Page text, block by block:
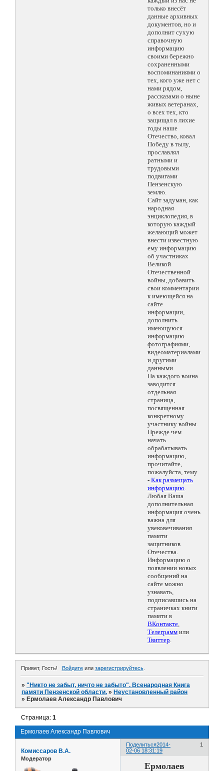
только внесёт
данные архивных
документов, но и
дополнит сухую
справочную
информацию
своими бережно
сохраненными
воспоминаниями о
тех, кого уже нет с
нами рядом,
рассказами о ныне
живых ветеранах,
о всех тех, кто
защищал в лихие
годы наше
Отечество, ковал
Победу в тылу,
прославлял
ратными и
трудовыми
подвигами
Пензенскую
землю.
Сайт задуман, как
народная
энциклопедия, в
которую каждый
желающий может
внести известную
ему информацию
об участниках
Великой
Отечественной
войны, добавить
свои комментарии
к имеющейся на
сайте
информации,
дополнить
имеющуюся
информацию
фотографиями,
видеоматериалами
и другими
данными.
На каждого воина
заводится
отдельная
страница,
посвященная
конкретному
участнику войны.
Прежде чем
начать
обрабатывать
информацию,
прочитайте,
пожалуйста, тему
- Как размещать
информацию.
Любая Ваша
дополнительная
информация очень
важна для
увековечивания
памяти
защитников
Отечества.
Информацию о
появлении новых
сообщений на
сайте можно
узнавать,
подписавшись на
страничках книги
памяти в
ВКонтакте,
Телеграмм или
Твиттер.
Привет, Гость! Войдитеили зарегистрируйтесь.
»"Никто не забыт, ничто не забыто". Всенародная Книга
памяти Пензенской области. » Неустановленный район
» Ермолаев Александр Павлович
Ермолаев Александр Павлович
Страница:1
Поделиться 1
2014-
02-06 18:31:19
Комиссаров В.А.
Модератор
Ермолаев